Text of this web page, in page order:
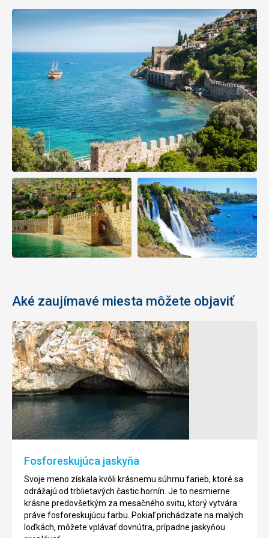
Aké zaujímavé miesta môžete objaviť
Fosforeskujúca jaskyňa
Svoje meno získala kvôli krásnemu súhrnu farieb, ktoré sa
odrážajú od trblietavých častic hornín. Je to nesmierne
krásne predovšetkým za mesačného svitu, ktorý vytvára
práve fosforeskujúcu farbu. Pokiaľ prichádzate na malých
loďkách, môžete vplávať dovnútra, prípadne jaskyňou
Jaskyňa
Dim
Je
vzdialená
12
km
od
Alanya
druhou
najväčšou
jaskyňou
Červená
veža
Červená
veža
je
historická
stavba
prístave
mesta
Alanya.
považována